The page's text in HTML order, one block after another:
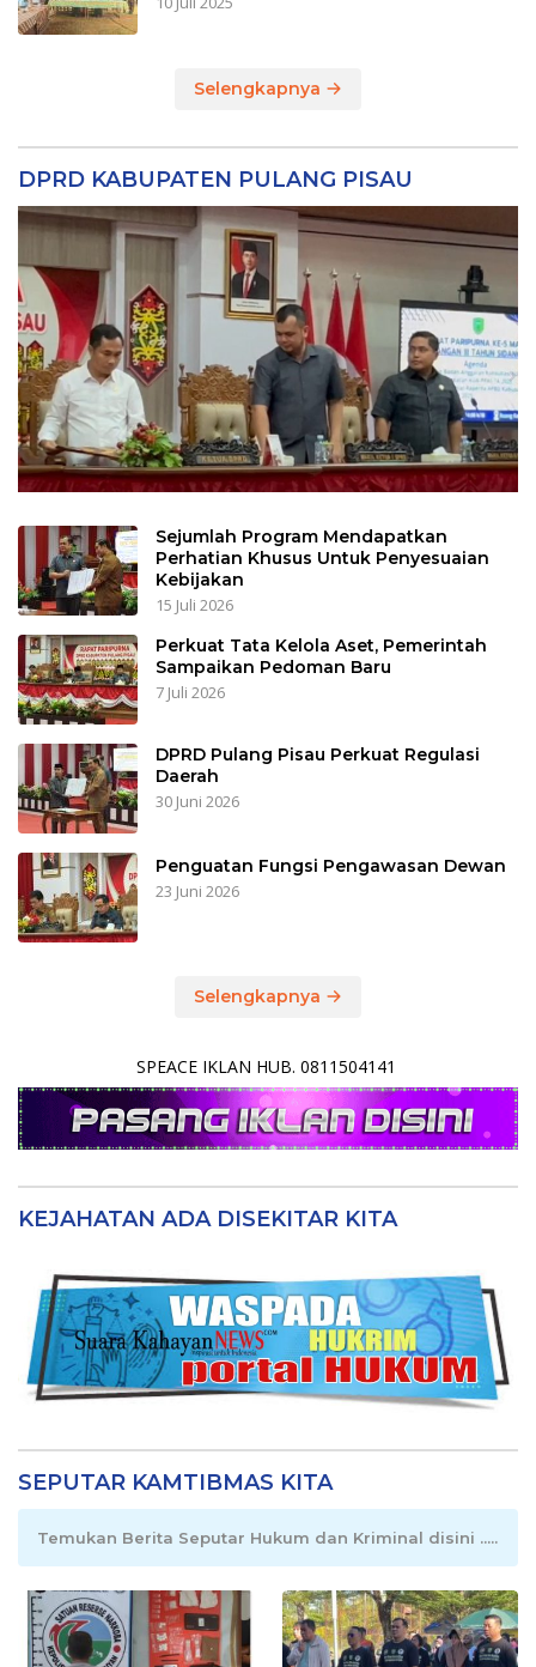
Selengkapnya
DPRD KABUPATEN PULANG PISAU
Sejumlah Program Mendapatkan
Perhatian Khusus Untuk Penyesuaian
Kebijakan
15 Juli 2026
Perkuat Tata Kelola Aset, Pemerintah
Sampaikan Pedoman Baru
7 Juli 2026
DPRD Pulang Pisau Perkuat Regulasi
Daerah
30 Juni 2026
Penguatan Fungsi Pengawasan Dewan
23 Juni 2026
Selengkapnya
SPEACE IKLAN HUB. 0811504141
KEJAHATAN ADA DISEKITAR KITA
SEPUTAR KAMTIBMAS KITA
Temukan Berita Seputar Hukum dan Kriminal disini .....